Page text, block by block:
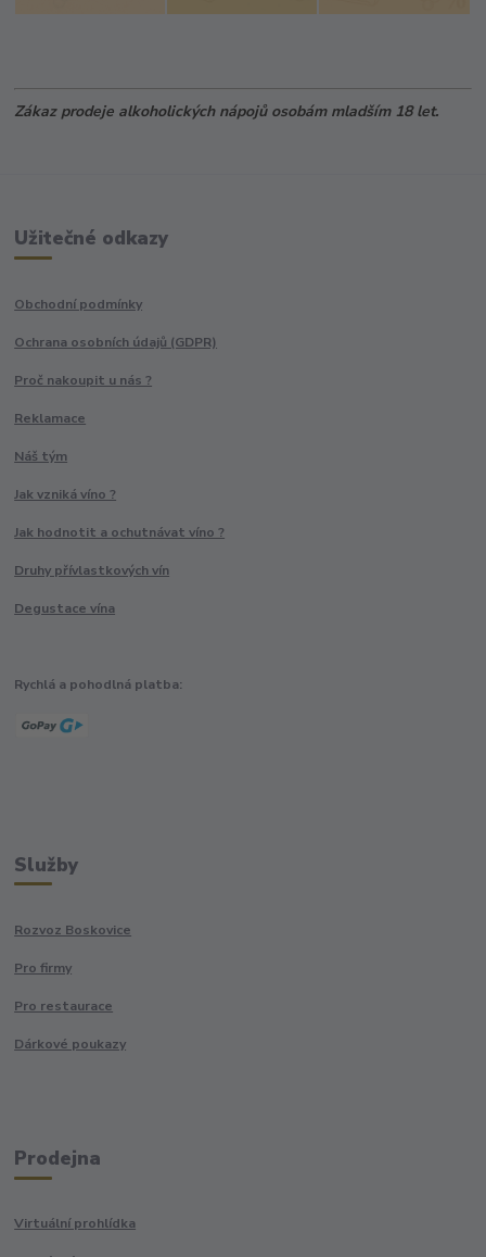
Zákaz prodeje alkoholických nápojů osobám mladším 18 let.
Užitečné odkazy
Obchodní podmínky
Ochrana osobních údajů (GDPR)
Proč nakoupit u nás ?
Reklamace
Náš tým
Jak vzniká víno ?
Jak hodnotit a ochutnávat víno ?
Druhy přívlastkových vín
Degustace vína
Rychlá a pohodlná platba:
Služby
Rozvoz Boskovice
Pro firmy
Pro restaurace
Dárkové poukazy
Prodejna
Virtuální prohlídka